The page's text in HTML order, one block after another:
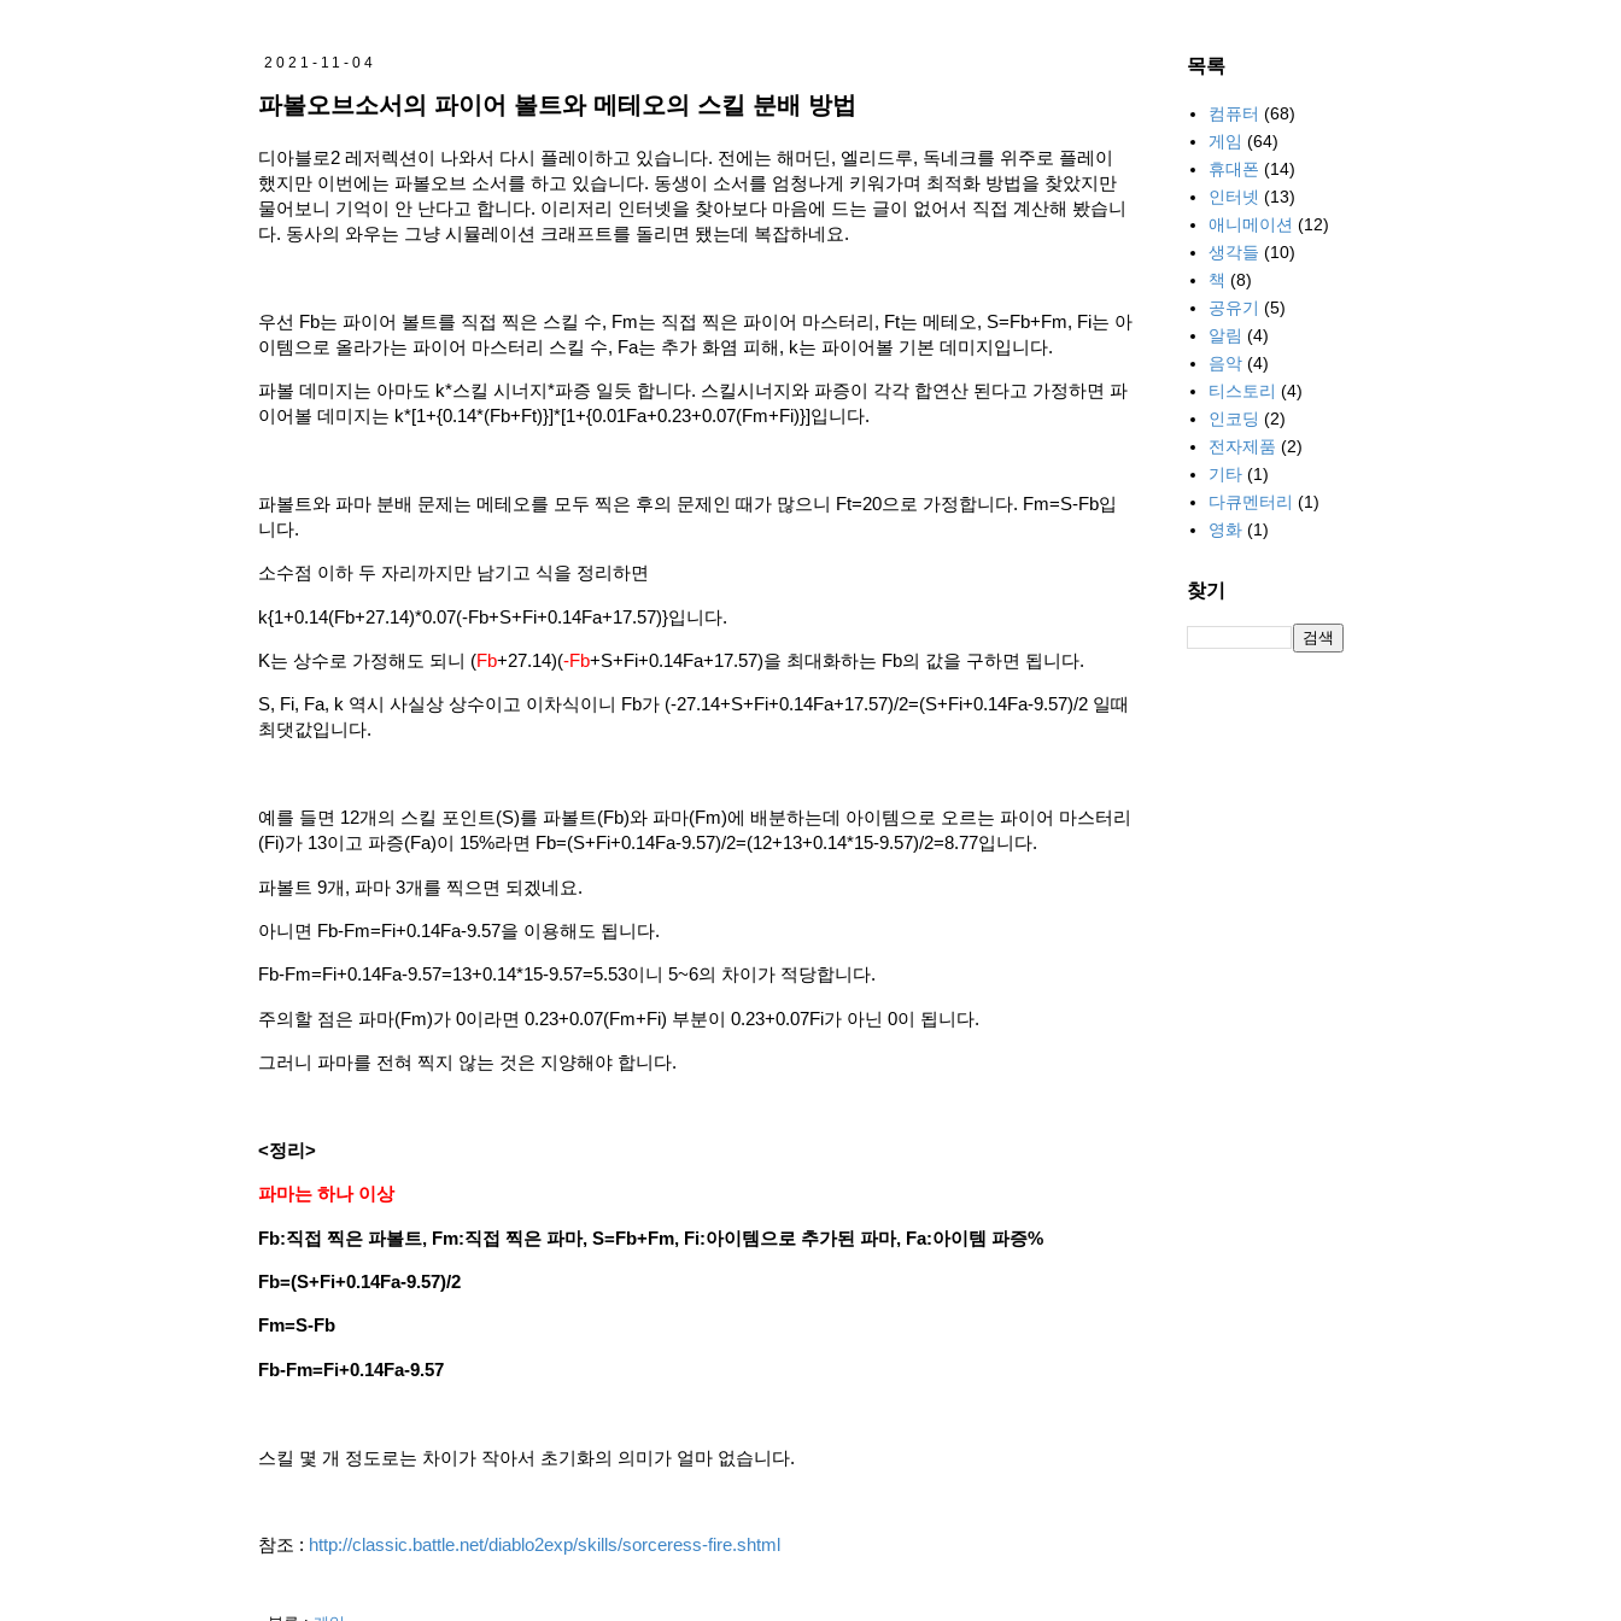
2021-11-04
파볼오브소서의 파이어 볼트와 메테오의 스킬 분배 방법
디아블로2 레저렉션이 나와서 다시 플레이하고 있습니다. 전에는 해머딘, 엘리드루, 독네크를 위주로 플레이
했지만 이번에는 파볼오브 소서를 하고 있습니다. 동생이 소서를 엄청나게 키워가며 최적화 방법을 찾았지만
물어보니 기억이 안 난다고 합니다. 이리저리 인터넷을 찾아보다 마음에 드는 글이 없어서 직접 계산해 봤습니
다. 동사의 와우는 그냥 시뮬레이션 크래프트를 돌리면 됐는데 복잡하네요.
우선 Fb는 파이어 볼트를 직접 찍은 스킬 수, Fm는 직접 찍은 파이어 마스터리, Ft는 메테오, S=Fb+Fm, Fi는 아
이템으로 올라가는 파이어 마스터리 스킬 수, Fa는 추가 화염 피해, k는 파이어볼 기본 데미지입니다.
파볼 데미지는 아마도 k*스킬 시너지*파증 일듯 합니다. 스킬시너지와 파증이 각각 합연산 된다고 가정하면 파
이어볼 데미지는 k*[1+{0.14*(Fb+Ft)}]*[1+{0.01Fa+0.23+0.07(Fm+Fi)}]입니다.
파볼트와 파마 분배 문제는 메테오를 모두 찍은 후의 문제인 때가 많으니 Ft=20으로 가정합니다. Fm=S-Fb입
니다.
소수점 이하 두 자리까지만 남기고 식을 정리하면
k{1+0.14(Fb+27.14)*0.07(-Fb+S+Fi+0.14Fa+17.57)}입니다.
K는 상수로 가정해도 되니 (Fb+27.14)(-Fb+S+Fi+0.14Fa+17.57)을 최대화하는 Fb의 값을 구하면 됩니다.
S, Fi, Fa, k 역시 사실상 상수이고 이차식이니 Fb가 (-27.14+S+Fi+0.14Fa+17.57)/2=(S+Fi+0.14Fa-9.57)/2 일때
최댓값입니다.
예를 들면 12개의 스킬 포인트(S)를 파볼트(Fb)와 파마(Fm)에 배분하는데 아이템으로 오르는 파이어 마스터리
(Fi)가 13이고 파증(Fa)이 15%라면 Fb=(S+Fi+0.14Fa-9.57)/2=(12+13+0.14*15-9.57)/2=8.77입니다.
파볼트 9개, 파마 3개를 찍으면 되겠네요.
아니면 Fb-Fm=Fi+0.14Fa-9.57을 이용해도 됩니다.
Fb-Fm=Fi+0.14Fa-9.57=13+0.14*15-9.57=5.53이니 5~6의 차이가 적당합니다.
주의할 점은 파마(Fm)가 0이라면 0.23+0.07(Fm+Fi) 부분이 0.23+0.07Fi가 아닌 0이 됩니다.
그러니 파마를 전혀 찍지 않는 것은 지양해야 합니다.
<정리>
파마는 하나 이상
Fb:직접 찍은 파볼트, Fm:직접 찍은 파마, S=Fb+Fm, Fi:아이템으로 추가된 파마, Fa:아이템 파증%
Fb=(S+Fi+0.14Fa-9.57)/2
Fm=S-Fb
Fb-Fm=Fi+0.14Fa-9.57
스킬 몇 개 정도로는 차이가 작아서 초기화의 의미가 얼마 없습니다.
참조 : http://classic.battle.net/diablo2exp/skills/sorceress-fire.shtml
목록
컴퓨터 (68)
게임 (64)
휴대폰 (14)
인터넷 (13)
애니메이션 (12)
생각들 (10)
책 (8)
공유기 (5)
알림 (4)
음악 (4)
티스토리 (4)
인코딩 (2)
전자제품 (2)
기타 (1)
다큐멘터리 (1)
영화 (1)
찾기